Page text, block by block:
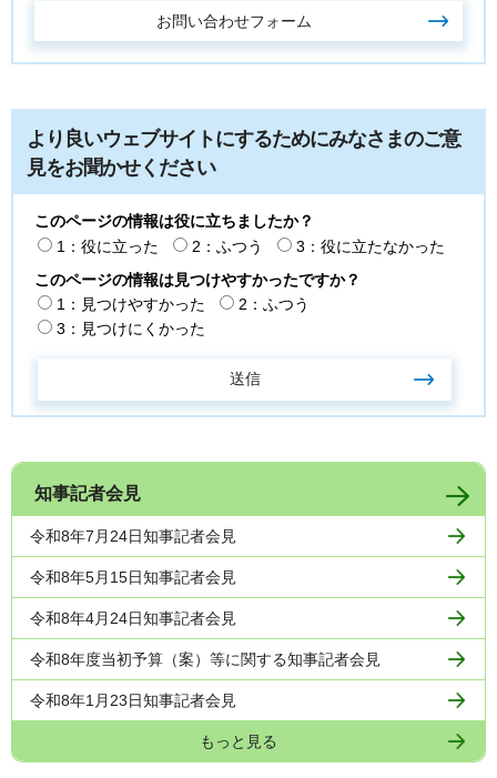
より良いウェブサイトにするためにみなさまのご意
見をお聞かせください
このページの情報は役に立ちましたか？
1：役に立った
2：ふつう
3：役に立たなかった
このページの情報は見つけやすかったですか？
1：見つけやすかった
2：ふつう
3：見つけにくかった
知事記者会見
令和8年7月24日知事記者会見
令和8年5月15日知事記者会見
令和8年4月24日知事記者会見
令和8年度当初予算（案）等に関する知事記者会見
令和8年1月23日知事記者会見
もっと見る